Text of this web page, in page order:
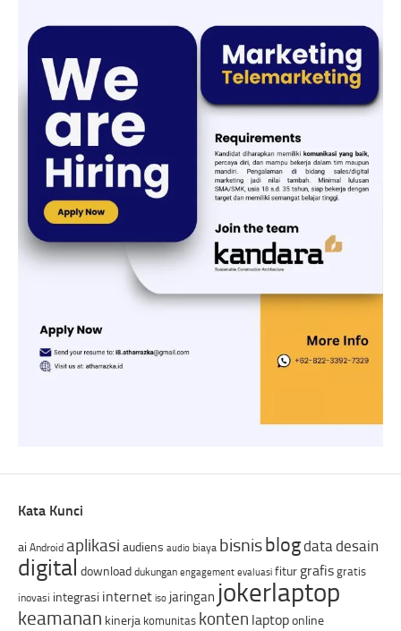
Kata Kunci
ai Android aplikasi audiens audio biaya bisnisblogdatadesain
digital download dukungan engagement evaluasi fitur grafis gratis
inovasi integrasi internet iso jaringan jokerlaptop
keamanan kinerja komunitas konten laptoponline